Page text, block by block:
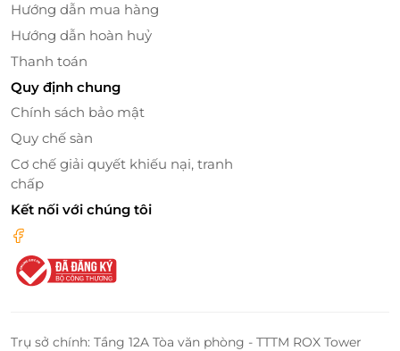
Hướng dẫn mua hàng
Hướng dẫn hoàn huỷ
Thanh toán
Quy định chung
Chính sách bảo mật
Quy chế sàn
Cơ chế giải quyết khiếu nại, tranh
chấp
Kết nối với chúng tôi
Trụ sở chính: Tầng 12A Tòa văn phòng - TTTM ROX Tower